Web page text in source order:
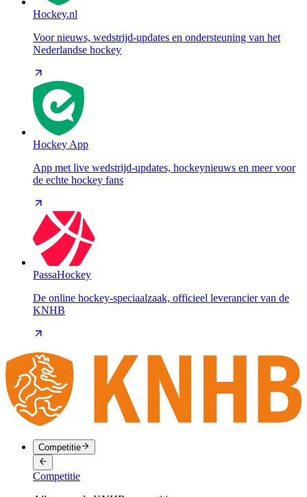
Hockey.nl
Voor nieuws, wedstrijd-updates en ondersteuning van het
Nederlandse hockey
Hockey App
App met live wedstrijd-updates, hockeynieuws en meer voor
de echte hockey fans
PassaHockey
De online hockey-speciaalzaak, officieel leverancier van de
KNHB
Competitie
Competitie